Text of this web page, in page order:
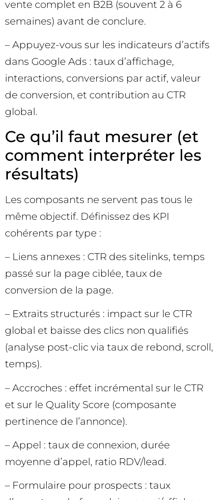
vente complet en B2B (souvent 2 à 6
semaines) avant de conclure.
– Appuyez-vous sur les indicateurs d’actifs
dans Google Ads : taux d’affichage,
interactions, conversions par actif, valeur
de conversion, et contribution au CTR
global.
Ce qu’il faut mesurer (et
comment interpréter les
résultats)
Les composants ne servent pas tous le
même objectif. Définissez des KPI
cohérents par type :
– Liens annexes : CTR des sitelinks, temps
passé sur la page ciblée, taux de
conversion de la page.
– Extraits structurés : impact sur le CTR
global et baisse des clics non qualifiés
(analyse post-clic via taux de rebond, scroll,
temps).
– Accroches : effet incrémental sur le CTR
et sur le Quality Score (composante
pertinence de l’annonce).
– Appel : taux de connexion, durée
moyenne d’appel, ratio RDV/lead.
– Formulaire pour prospects : taux